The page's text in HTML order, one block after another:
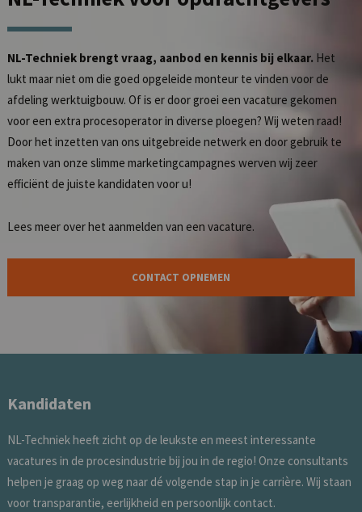
NL-Techniek brengt vraag, aanbod en kennis bij elkaar. Het
lukt maar niet om die goed opgeleide monteur te vinden voor de
afdeling werktuigbouw. Of is er door groei een vacature gekomen
voor een extra procesoperator in diverse ploegen? Wij weten raad!
Door het inzetten van ons uitgebreide netwerk en door gebruik te
maken van onze slimme marketingcampagnes werven wij zeer
efficiënt de juiste kandidaten voor u!
Lees meer over het aanmelden van een vacature.
CONTACT OPNEMEN
Kandidaten
NL-Techniek heeft zicht op de leukste en meest interessante
vacatures in de procesindustrie bij jou in de regio! Onze consultants
helpen je graag op weg naar dé volgende stap in je carrière. Wij staan
voor transparantie, eerlijkheid en persoonlijk contact.